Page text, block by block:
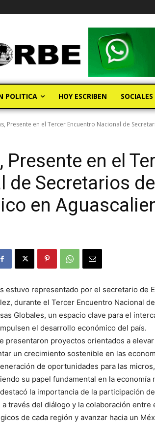
POLITICA HOY ESCRIBEN SOCIALES
Presente en el Tercer Encuentro Nacional de
Presente en el
de Secretarios
en
estuvo representado por el secretario de
durante el Tercer Encuentro Nacional
Globales, un espacio clave para el
el desarrollo económico del país.
presentaron proyectos orientados a
un crecimiento sostenible en las
de oportunidades para las
su papel fundamental en la economía
la importancia de la participación
a través del diálogo y la colaboración
de cada región y avanzar hacia un